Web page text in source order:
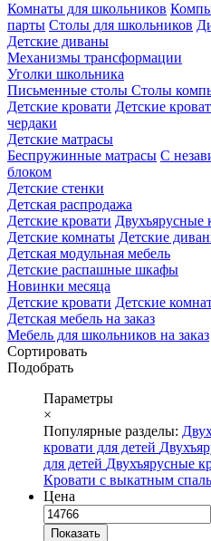
Комнаты для школьников
парты Столы для школьников
Детские диваны
Механизмы трансформации
Уголки школьника
Письменные столы Столы
Детские кровати Детские
чердаки
Детские матрасы
Беспружинные матрасы С
блоком
Детские стенки
Детская распродажа
Детские кровати Двухъярусные
Детские комнаты Детские
Детская модульная мебель
Детские распашные шкафы
Новинки месяца
Детские кровати Детские
Детская мебель на заказ
Мебель для школьников на заказ
Сортировать
Подобрать
Параметры
×
Популярные разделы:
кровати для детей
для детей Двухъярусные
Кровати с выкатным
Цена
Показать